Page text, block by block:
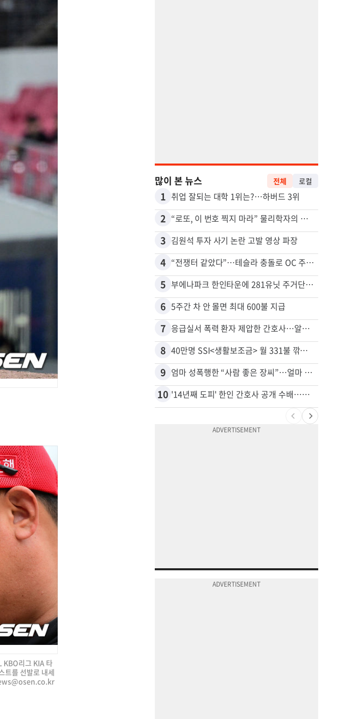
KBO리그 KIA 타
트를 선발로 내세
많이 본 뉴스 전체 로컬
1 취업 잘되는 대학 1위는?…하버드 3위
2 “로또, 이 번호 찍지 마라” 물리학자의 당첨금 높이는 비밀
3 김원석 투자 사기 논란 고발 영상 파장
4 “전쟁터 같았다”…테슬라 충돌로 OC 주택 4채 파손
5 부에나파크 한인타운에 281유닛 주거단지 들어선다
6 5주간 차 안 몰면 최대 600불 지급
7 응급실서 폭력 환자 제압한 간호사…알고 보니
8 40만명 SSI<생활보조금> 월 331불 깎이나
9 엄마 성폭행한 “사람 좋은 장씨”…얼마 뒤 딸 배도 불러왔다
10 '14년째 도피' 한인 간호사 공개 수배…메디케어 사기 유죄